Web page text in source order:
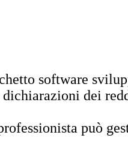
software
dichiarazioni dei
può